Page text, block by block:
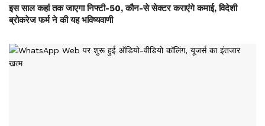
इस साल कहां तक जाएगा निफ्टी-50, कौन-से सेक्‍टर कराएंगे कमाई, विदेशी
ब्रोकरेज फर्म ने की यह भविष्‍यवाणी